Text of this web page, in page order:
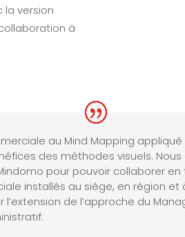
la version
à
au Mind Mapping
des méthodes visuels. Nous
pour pouvoir collaborer
installés au siège, en région et
l’extension de l’approche du